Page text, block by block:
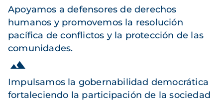
Apoyamos a defensores de derechos
humanos y promovemos la resolución
pacífica de conflictos y la protección de las
comunidades.
Impulsamos la gobernabilidad democrática
fortaleciendo la participación de la sociedad